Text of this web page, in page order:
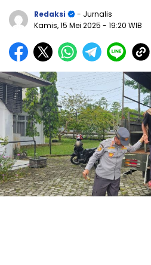
Redaksi
- Jurnalis
Kamis, 15 Mei 2025 - 19:20 WIB